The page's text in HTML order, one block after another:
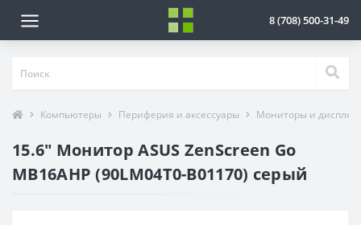
8 (708) 500-31-49
Компьютеры Периферия и аксессуары Мониторы и дисплеи
15.6" Монитор ASUS ZenScreen Go
MB16AHP (90LM04T0-B01170) серый